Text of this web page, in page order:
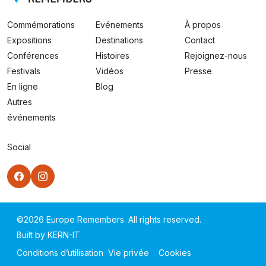
Commémorations
Expositions
Conférences
Festivals
En ligne
Autres
événements
Evénements
Destinations
Histoires
Vidéos
Blog
À propos
Contact
Rejoignez-nous
Presse
Social
©2026 Europe Remembers. All rights reserved.
Built by KERN-IT
Conditions d’utilisation Vie privée Cookies